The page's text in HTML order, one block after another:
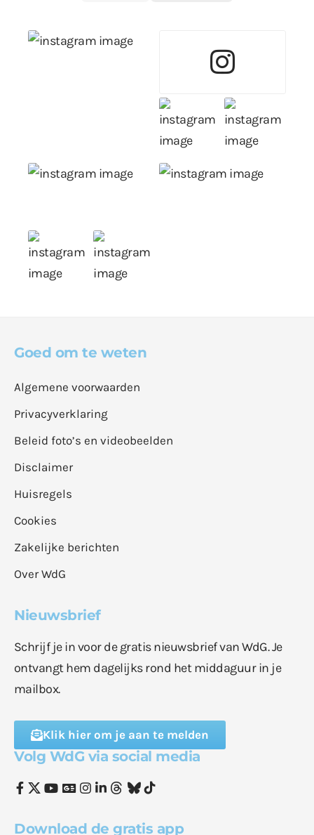
Goed om te weten
Algemene voorwaarden
Privacyverklaring
Beleid foto’s en videobeelden
Disclaimer
Huisregels
Cookies
Zakelijke berichten
Over WdG
Nieuwsbrief
Schrijf je in voor de gratis nieuwsbrief van WdG. Je
ontvangt hem dagelijks rond het middaguur in je
mailbox.
Klik hier om je aan te melden
Volg WdG via social media
Download de gratis app